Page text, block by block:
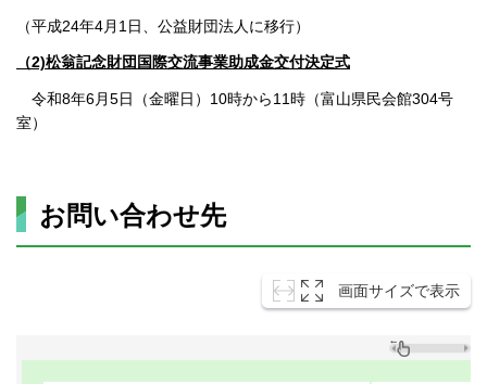
（平成24年4月1日、公益財団法人に移行）
（2)松翁記念財団国際交流事業助成金交付決定式
令和8年6月5日（金曜日）10時から11時（富山県民会館304号
室）
お問い合わせ先
画面サイズで表示